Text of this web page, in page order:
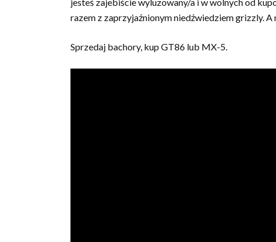
razem z zaprzyjaźnionym niedźwiedziem grizzly.
Sprzedaj bachory, kup GT86 lub MX-5.